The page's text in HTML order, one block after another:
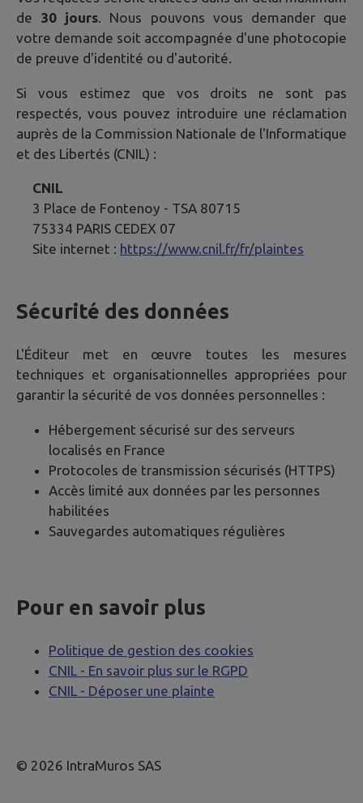
de 30 jours. Nous pouvons vous demander que
votre demande soit accompagnée d'une photocopie
de preuve d'identité ou d'autorité.
Si vous estimez que vos droits ne sont pas
respectés, vous pouvez introduire une réclamation
auprès de la Commission Nationale de l'Informatique
et des Libertés (CNIL) :
CNIL
3 Place de Fontenoy - TSA 80715
75334 PARIS CEDEX 07
Site internet : https://www.cnil.fr/fr/plaintes
Sécurité des données
L'Éditeur met en œuvre toutes les mesures
techniques et organisationnelles appropriées pour
garantir la sécurité de vos données personnelles :
Hébergement sécurisé sur des serveurs
localisés en France
Protocoles de transmission sécurisés (HTTPS)
Accès limité aux données par les personnes
habilitées
Sauvegardes automatiques régulières
Pour en savoir plus
Politique de gestion des cookies
CNIL - En savoir plus sur le RGPD
CNIL - Déposer une plainte
© 2026 IntraMuros SAS